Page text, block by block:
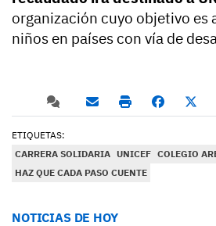
organización cuyo objetivo es
niños en países con vía de
ETIQUETAS:
CARRERA SOLIDARIA UNICEF COLEGIO
HAZ QUE CADA PASO CUENTE
NOTICIAS DE HOY